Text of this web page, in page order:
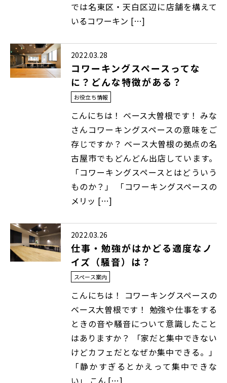
では名東区・天白区辺に店舗を構えて
いるコワーキン […]
2022.03.28
コワーキングスペースってな
に？どんな特徴がある？
お役立ち情報
こんにちは！ ベース大曽根です！ みな
さんコワーキングスペースの意味をご
存じですか？ ベース大曽根の拠点の名
古屋市でもどんどん出店しています。
「コワーキングスペースとはどういう
ものか？」 「コワーキングスペースの
メリッ […]
2022.03.26
仕事・勉強がはかどる適度なノ
イズ（騒音）は？
スペース案内
こんにちは！ コワーキングスペースの
ベース大曽根です！ 勉強や仕事をする
ときの音や騒音について意識したこと
はありますか？ 「家だと集中できない
けどカフェだとなぜか集中できる。」
「静かすぎるとかえって集中できな
い」 こん […]